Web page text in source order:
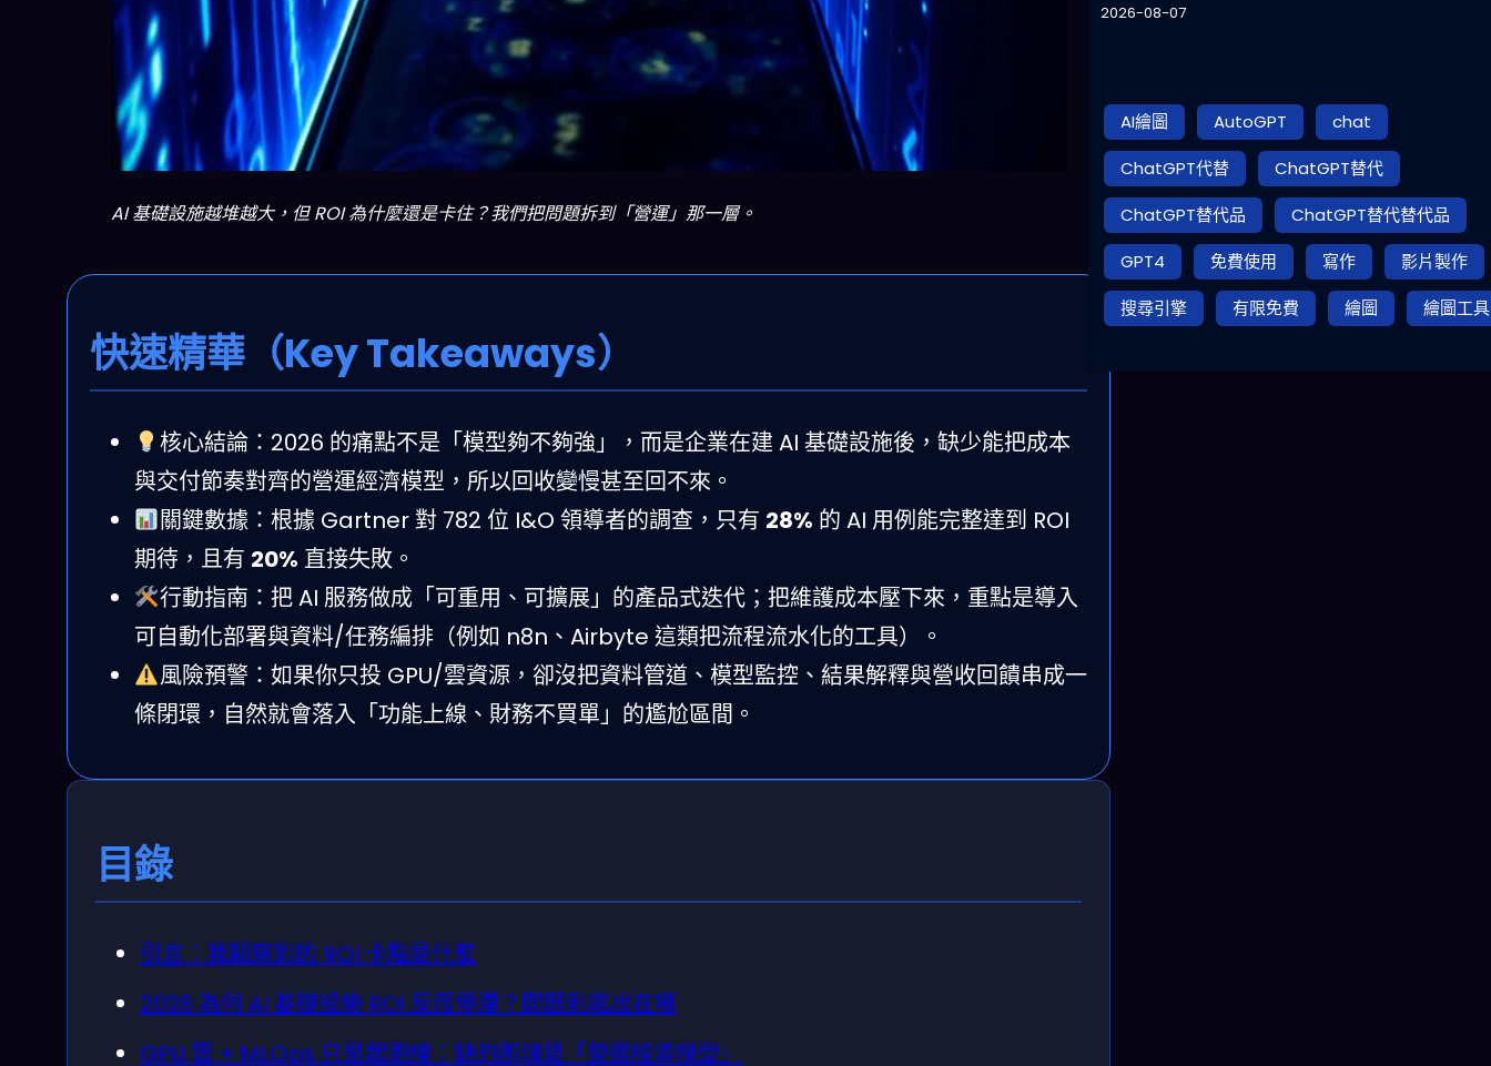
AI 基礎設施越堆越大，但 ROI 為什麼還是卡住？我們把問題拆到「營運」那一層。
快速精華（Key Takeaways）
核心結論：2026 的痛點不是「模型夠不夠強」，而是企業在建 AI 基礎設施後，缺少能把成本
與交付節奏對齊的營運經濟模型，所以回收變慢甚至回不來。
關鍵數據：根據 Gartner 對 782 位 I&O 領導者的調查，只有 28% 的 AI 用例能完整達到 ROI
期待，且有 20% 直接失敗。
行動指南：把 AI 服務做成「可重用、可擴展」的產品式迭代；把維護成本壓下來，重點是導入
可自動化部署與資料/任務編排（例如 n8n、Airbyte 這類把流程流水化的工具）。
風險預警：如果你只投 GPU/雲資源，卻沒把資料管道、模型監控、結果解釋與營收回饋串成一
條閉環，自然就會落入「功能上線、財務不買單」的尷尬區間。
目錄
引言：我觀察到的 ROI 卡點是什麼
2026 為何 AI 基礎設施 ROI 反而停滯？問題到底出在哪
GPU 雲 + MLOps 只是起跑線：缺的那塊是「營運經濟模型」
2026-08-07
AI繪圖 AutoGPT
chat
ChatGPT代替
ChatGPT替代
ChatGPT替代品
ChatGPT替代替代品
GPT4
免費使用 寫作
影片製作
搜尋引擎
有限免費 繪圖 繪圖工具